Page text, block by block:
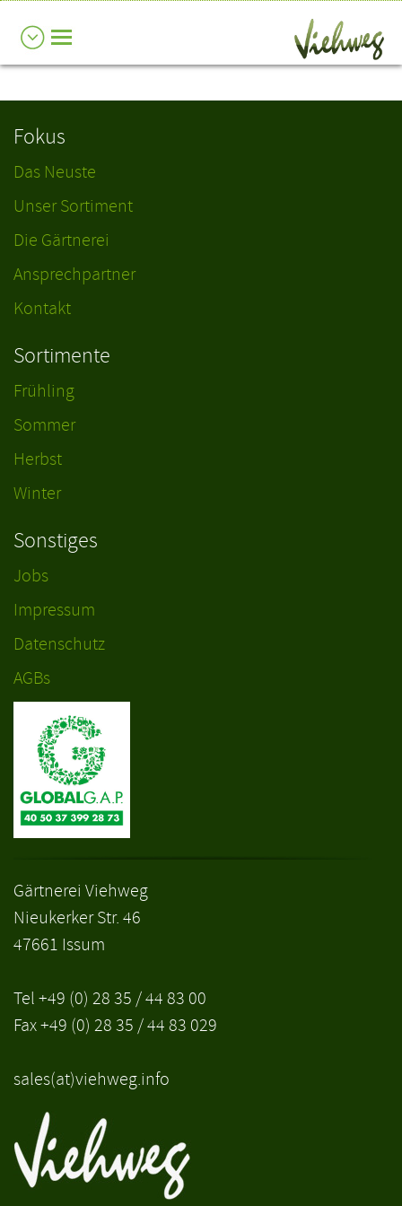
Fokus
Das Neuste
Unser Sortiment
Die Gärtnerei
Ansprechpartner
Kontakt
Sortimente
Frühling
Sommer
Herbst
Winter
Sonstiges
Jobs
Impressum
Datenschutz
AGBs
Gärtnerei Viehweg
Nieukerker Str. 46
47661 Issum
Tel +49 (0) 28 35 / 44 83 00
Fax +49 (0) 28 35 / 44 83 029
sales(at)viehweg.info